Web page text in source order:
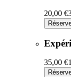
20,00 €
35,00 €